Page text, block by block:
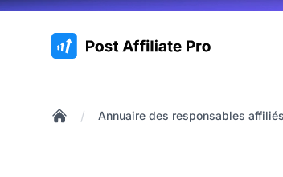
:site.title
/ Annuaire des responsables affiliés